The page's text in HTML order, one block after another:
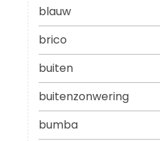
blauw
brico
buiten
buitenzonwering
bumba